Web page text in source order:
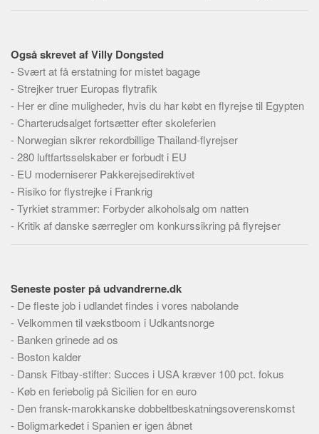
Praktisk
Alle
Meta
Dokumenttyper
Emner
Skribenter
Personer
Steder
Webstedet
Forhistorien
Redigering
Tekstannoncer
Bannere
Hjælp
Også skrevet af Villy Dongsted
- Svært at få erstatning for mistet bagage
- Strejker truer Europas flytrafik
- Her er dine muligheder, hvis du har købt en flyrejse til Egypten
-Charterudsalget fortsætter efter skoleferien
- Norwegian sikrer rekordbillige Thailand-flyrejser
-280 luftfartsselskaber er forbudt i EU
- EU moderniserer Pakkerejsedirektivet
- Risiko for flystrejke i Frankrig
-Tyrkiet strammer: Forbyder alkoholsalg om natten
- Kritik af danske særregler om konkurssikring på flyrejser
Seneste poster på udvandrerne.dk
- De fleste job i udlandet findes i vores nabolande
-Velkommen til vækstboom i Udkantsnorge
- Banken grinede ad os
- Boston kalder
- Dansk Fitbay-stifter: Succes i USA kræver 100 pct. fokus
- Køb en feriebolig på Sicilien for en euro
- Den fransk-marokkanske dobbeltbeskatningsoverenskomst
- Boligmarkedet i Spanien er igen åbnet